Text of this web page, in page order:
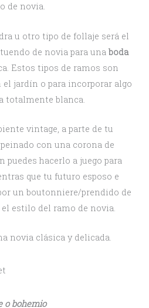
de novia.
u otro tipo de follaje será el
de novia para una boda
Estos tipos de ramos son
el jardín o para incorporar algo
totalmente blanca.
vintage, a parte de tu
con una corona de
puedes hacerlo a juego para
que tu futuro esposo e
un boutonniere/prendido de
estilo del ramo de novia.
novia clásica y delicada.
o bohemio